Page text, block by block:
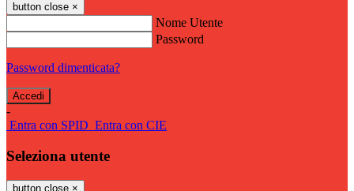
button close ×
Nome Utente
Password
Password dimenticata?
-
Entra con SPID Entra con CIE
Seleziona utente
button close ×